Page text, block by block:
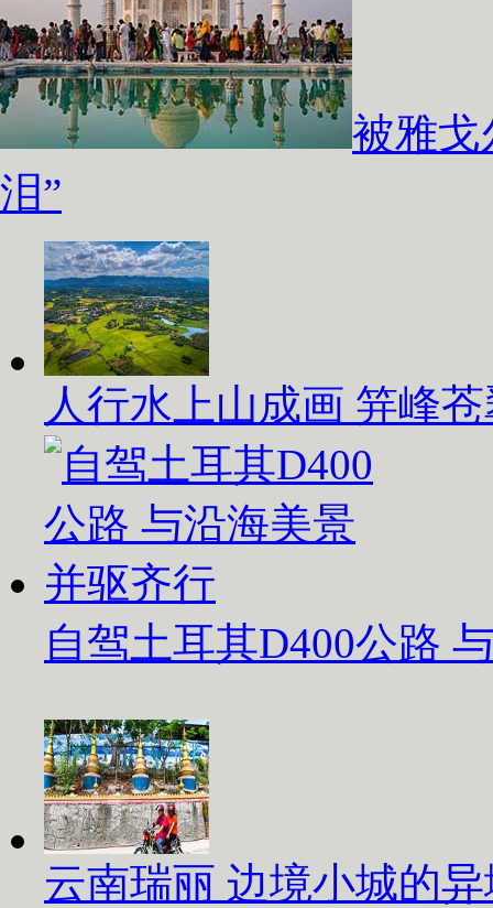
被雅戈
泪”
人行水上山成画 笄峰
自驾土耳其D400公路
云南瑞丽 边境小城的